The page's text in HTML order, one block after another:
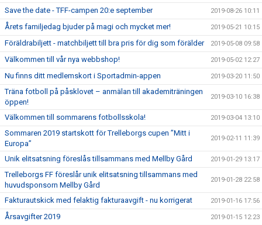
Save the date - TFF-campen 20:e september 2019-08-26 10:11
Årets familjedag bjuder på magi och mycket mer! 2019-05-21 10:15
Föräldrabiljett - matchbiljett till bra pris för dig som förälder 2019-05-08 09:58
Välkommen till vår nya webbshop! 2019-05-02 12:27
Nu finns ditt medlemskort i Sportadmin-appen 2019-03-20 11:50
Träna fotboll på påsklovet – anmälan till akademiträningen
öppen!
2019-03-10 16:38
Välkommen till sommarens fotbollsskola! 2019-03-04 13:10
Sommaren 2019 startskott för Trelleborgs cupen ”Mitt i
Europa”
2019-02-11 11:39
Unik elitsatsning föreslås tillsammans med Mellby Gård 2019-01-29 13:17
Trelleborgs FF föreslår unik elitsatsning tillsammans med
huvudsponsorn Mellby Gård
2019-01-28 22:58
Fakturautskick med felaktig fakturaavgift - nu korrigerat 2019-01-16 17:56
Årsavgifter 2019 2019-01-15 12:23